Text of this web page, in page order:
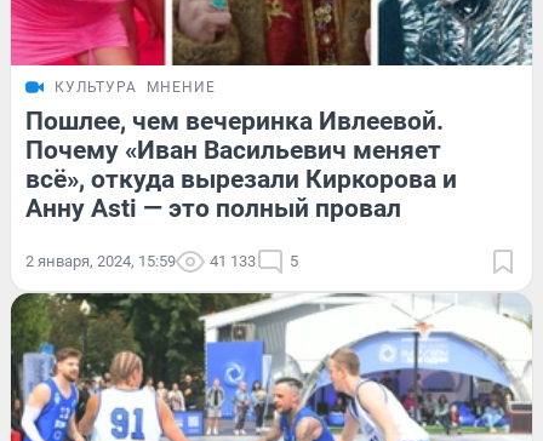
КУЛЬТУРА МНЕНИЕ
Пошлее, чем вечеринка Ивлеевой.
Почему «Иван Васильевич меняет
всё», откуда вырезали Киркорова и
Анну Asti — это полный провал
2 января, 2024, 15:59 41 133 5